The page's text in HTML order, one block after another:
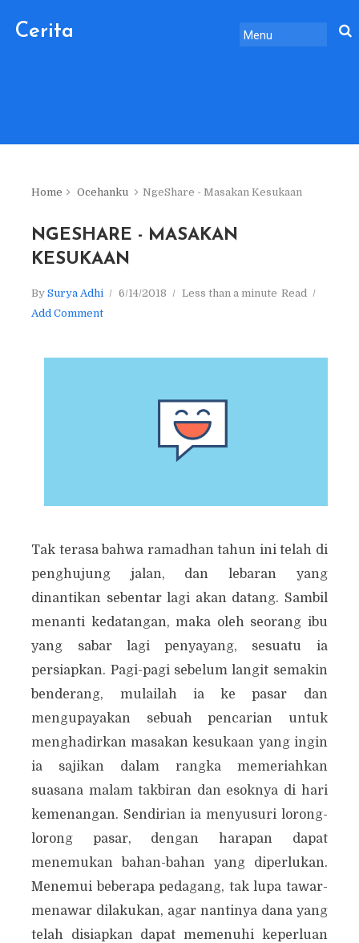
Cerita
Home Ocehanku NgeShare - Masakan Kesukaan
NGESHARE - MASAKAN
KESUKAAN
BySurya Adhi 6/14/2018 Less than a minute Read
Add Comment
Tak terasa bahwa ramadhan tahun ini telah di
penghujung jalan, dan lebaran yang
dinantikan sebentar lagi akan datang. Sambil
menanti kedatangan, maka oleh seorang ibu
yang sabar lagi penyayang, sesuatu ia
persiapkan. Pagi-pagi sebelum langit semakin
benderang, mulailah ia ke pasar dan
mengupayakan sebuah pencarian untuk
menghadirkan masakan kesukaan yang ingin
ia sajikan dalam rangka memeriahkan
suasana malam takbiran dan esoknya di hari
kemenangan. Sendirian ia menyusuri lorong-
lorong pasar, dengan harapan dapat
menemukan bahan-bahan yang diperlukan.
Menemui beberapa pedagang, tak lupa tawar-
menawar dilakukan, agar nantinya dana yang
telah disiapkan dapat memenuhi keperluan